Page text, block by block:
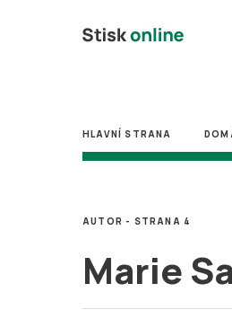
HLAVNÍ STRANA
Marie
AUTOR - STRANA 4